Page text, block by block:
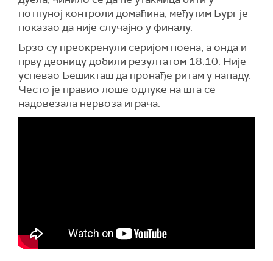
потпуној контроли домаћина, међутим Бург је
показао да није случајно у финалу.
Брзо су преокренули серијом поена, а онда и
прву деоницу добили резултатом 18:10. Није
успевао Бешикташ да пронађе ритам у нападу.
Често је правио лоше одлуке на шта се
надовезала нервоза играча.